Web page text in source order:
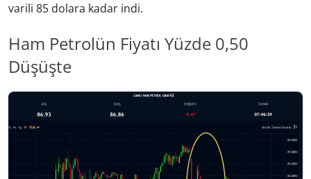
varili 85 dolara kadar indi.
Ham Petrolün Fiyatı Yüzde 0,50
Düşüşte